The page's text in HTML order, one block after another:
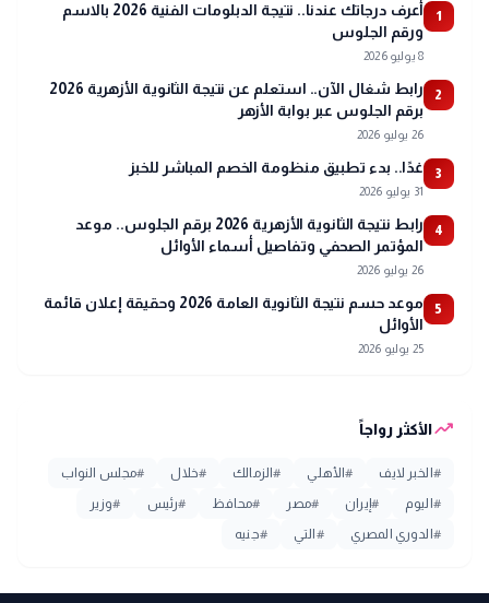
1
أعرف درجاتك عندنا.. نتيجة الدبلومات الفنية 2026 بالاسم
ورقم الجلوس
8 يوليو 2026
2
رابط شغال الآن.. استعلم عن نتيجة الثانوية الأزهرية 2026
برقم الجلوس عبر بوابة الأزهر
26 يوليو 2026
3 غدًا.. بدء تطبيق منظومة الخصم المباشر للخبز
31 يوليو 2026
4
رابط نتيجة الثانوية الأزهرية 2026 برقم الجلوس.. موعد
المؤتمر الصحفي وتفاصيل أسماء الأوائل
26 يوليو 2026
5
موعد حسم نتيجة الثانوية العامة 2026 وحقيقة إعلان قائمة
الأوائل
25 يوليو 2026
trending_upالأكثر رواجاً
# الخبر لايف #الأهلي #الزمالك #خلال #مجلس النواب
# اليوم # إيران #مصر #محافظ #رئيس #وزير
# الدوري المصري # التي #جنيه